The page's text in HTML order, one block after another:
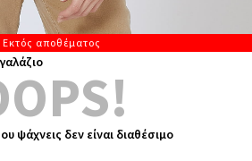
Εκτός αποθέματος
ψάχνεις δεν είναι διαθέσιμο